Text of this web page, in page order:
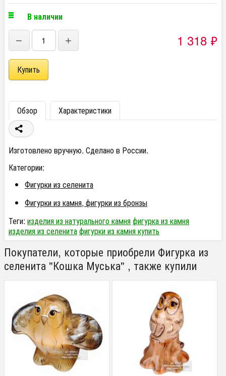
В наличии
− + 1 318 ₽
Обзор Характеристики
Изготовлено вручную. Сделано в России.
Категории:
Фигурки из селенита
Фигурки из камня, фигурки из бронзы
Теги: изделия из натурального камняфигурка из камня
изделия из селенитафигурки из камня купить
Покупатели, которые приобрели Фигурка из
селенита "Кошка Муська" , также купили